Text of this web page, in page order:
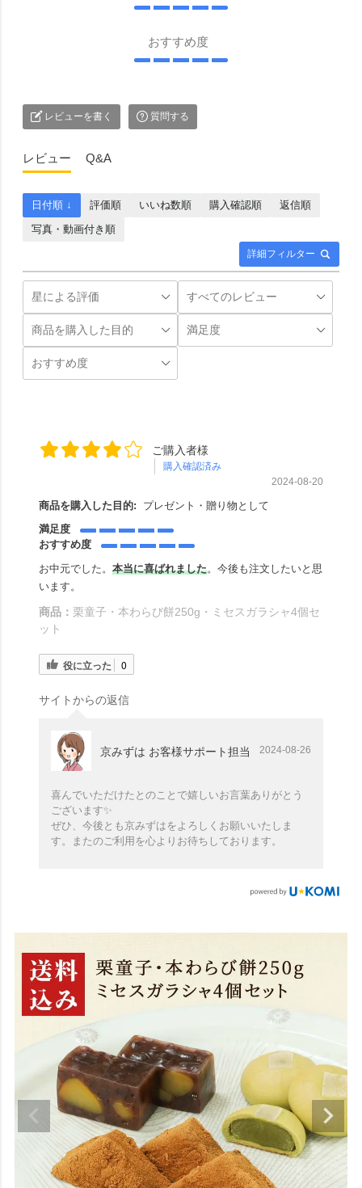
おすすめ度
レビューを書く 質問する
レビュー Q&A
詳細フィルター
日付順 ↓ 評価順 いいね数順 購入確認順
返信順
写真・動画付き順
ご購入者様
購入確認済み
2024-08-20
商品を購入した目的:
プレゼント・贈り物として
満足度
おすすめ度
お中元でした。 本当に喜ばれました。今後も注文したいと思
います。
商品： 栗童子・本わらび餅250g・ミセスガラシャ4個セ
ット
役に立った 0
サイトからの返信
京みずは お客様サポート担当 2024-08-26
喜んでいただけたとのことで嬉しいお言葉ありがとう
ございます✨
ぜひ、今後とも京みずはをよろしくお願いいたしま
す。またのご利用を心よりお待ちしております。